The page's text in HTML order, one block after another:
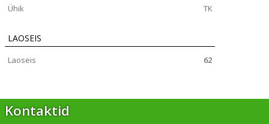
Ühik
TK
LAOSEIS
Laoseis 62
Kontaktid